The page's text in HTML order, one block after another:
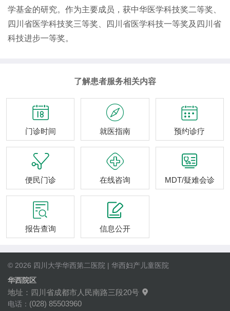
学基金的研究。作为主要成员，获中华医学科技奖二等奖、
四川省医学科技奖三等奖、四川省医学科技一等奖及四川省
科技进步一等奖。
了解患者服务相关内容

门诊时间

就医指南

预约诊疗

便民门诊

在线咨询

MDT/疑难会诊

报告查询

信息公开
© 2026 四川大学华西第二医院 | 华西妇产儿童医院
华西院区
地址：四川省成都市人民南路三段20号 
电话： (028) 85503960